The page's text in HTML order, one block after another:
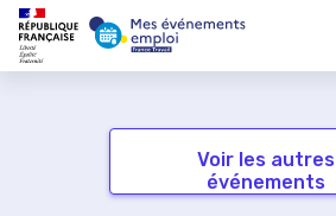
Voir les autres
événements